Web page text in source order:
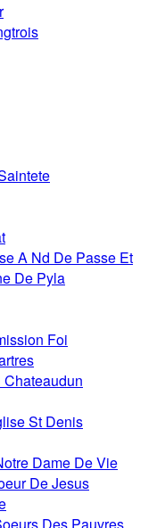
A Nd De Passe Et
De Pyla
Foi
St Denis
Dame De Vie
De Jesus